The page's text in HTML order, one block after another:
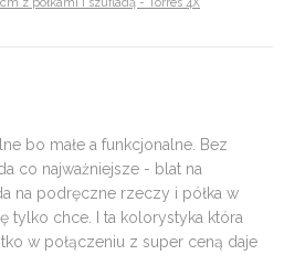
bo małe a funkcjonalne. Bez
co najważniejsze - blat na
na podręczne rzeczy i półka w
tylko chce. I ta kolorystyka która
w połączeniu z super ceną daje